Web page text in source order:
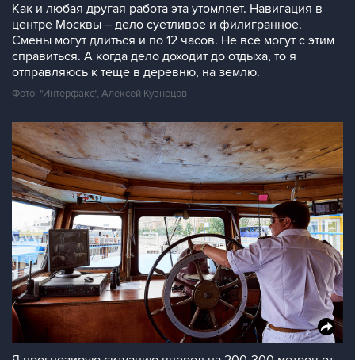
Как и любая другая работа эта утомляет. Навигация в
центре Москвы – дело суетливое и филигранное.
Смены могут длиться и по 12 часов. Не все могут с этим
справиться. А когда дело доходит до отдыха, то я
отправляюсь к теще в деревню, на землю.
Фото: "Интерфакс", Алексей Кузнецов